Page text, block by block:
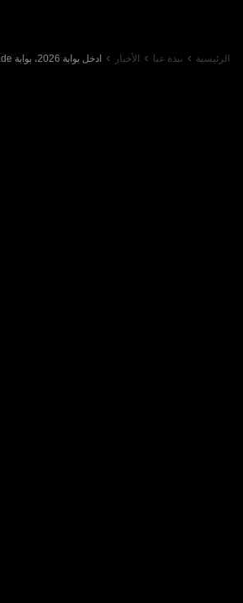
الرئيسية نبذة عنا الأخبار ادخل بوابة 2026، بوابة Olymptrade لعام أفضل